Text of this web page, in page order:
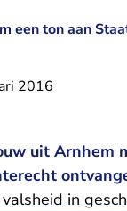
een ton aan
2016
uit Arnhem
in